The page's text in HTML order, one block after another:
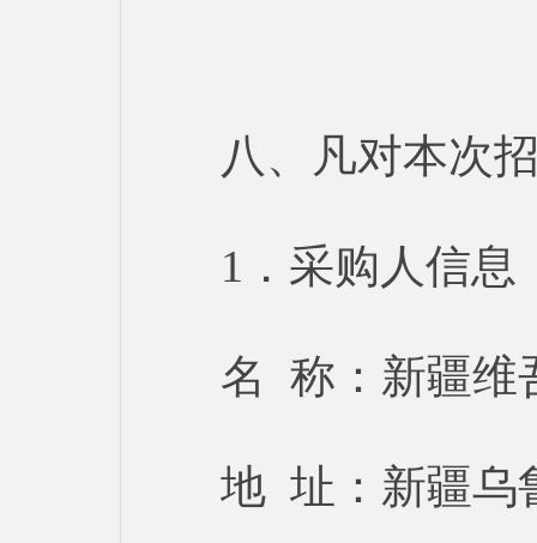
八、凡对本次
1．采购人信息
名 称：新疆维
地 址：新疆乌